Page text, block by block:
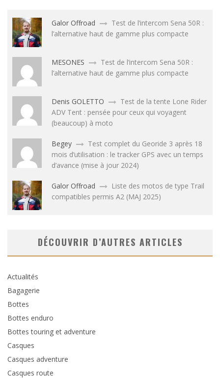
Galor Offroad
Test de l’intercom Sena 50R :
l’alternative haut de gamme plus compacte
MESONES
Test de l’intercom Sena 50R :
l’alternative haut de gamme plus compacte
Denis GOLETTO
Test de la tente Lone Rider
ADV Tent : pensée pour ceux qui voyagent
(beaucoup) à moto
Begey
Test complet du Georide 3 après 18
mois d’utilisation : le tracker GPS avec un temps
d’avance (mise à jour 2024)
Galor Offroad
Liste des motos de type Trail
compatibles permis A2 (MAJ 2025)
DÉCOUVRIR D’AUTRES ARTICLES
Actualités
Bagagerie
Bottes
Bottes enduro
Bottes touring et adventure
Casques
Casques adventure
Casques route